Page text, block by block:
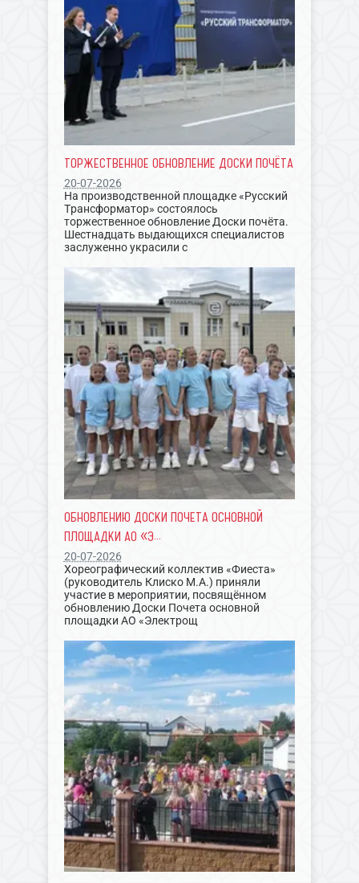
ТОРЖЕСТВЕННОЕ ОБНОВЛЕНИЕ ДОСКИ ПОЧЁТА
20-07-2026
На производственной площадке «Русский
Трансформатор» состоялось
торжественное обновление Доски почёта.
Шестнадцать выдающихся специалистов
заслуженно украсили с
ОБНОВЛЕНИЮ ДОСКИ ПОЧЕТА ОСНОВНОЙ
ПЛОЩАДКИ АО «Э...
20-07-2026
Хореографический коллектив «Фиеста»
(руководитель Клиско М.А.) приняли
участие в мероприятии, посвящённом
обновлению Доски Почета основной
площадки АО «Электрощ